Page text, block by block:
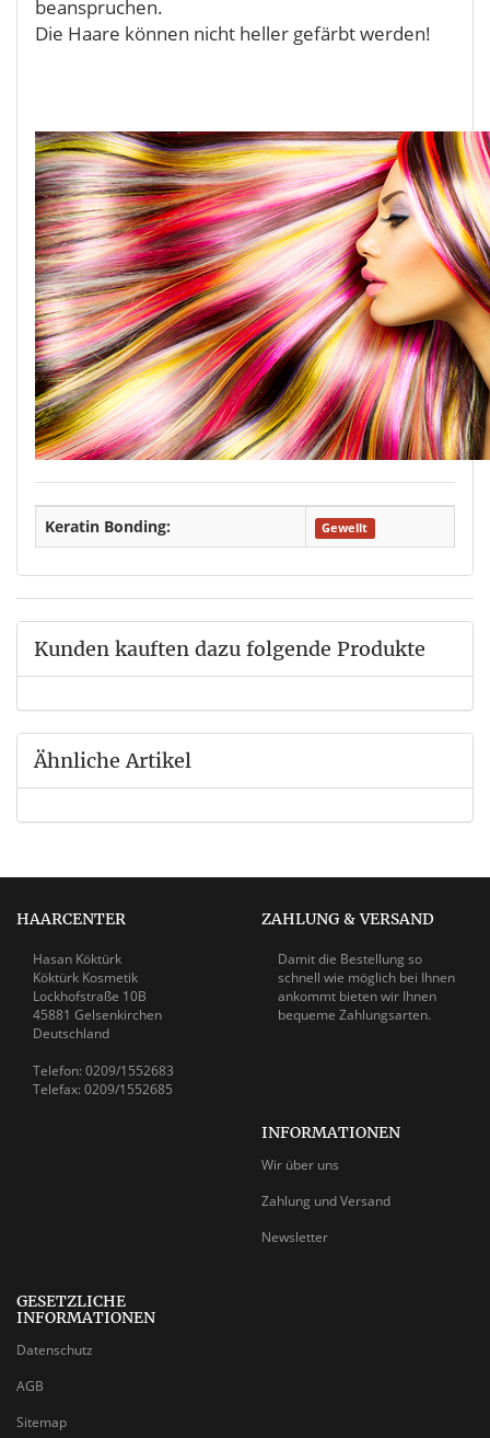
beanspruchen.
Die Haare können nicht heller gefärbt werden!
Keratin Bonding: Gewellt
Kunden kauften dazu folgende Produkte
Ähnliche Artikel
HAARCENTER
Hasan Köktürk
Köktürk Kosmetik
Lockhofstraße 10B
45881 Gelsenkirchen
Deutschland
Telefon: 0209/1552683
Telefax: 0209/1552685
ZAHLUNG & VERSAND
Damit die Bestellung so
schnell wie möglich bei Ihnen
ankommt bieten wir Ihnen
bequeme Zahlungsarten.
INFORMATIONEN
Wir über uns
Zahlung und Versand
Newsletter
GESETZLICHE
INFORMATIONEN
Datenschutz
AGB
Sitemap